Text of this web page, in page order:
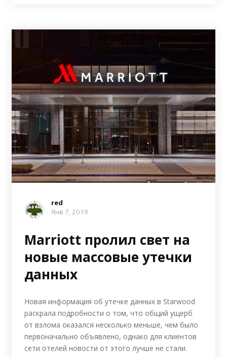
red
Янв 7, 2019
Marriott пролил свет на
новые массовые утечки
данных
Новая информация об утечке данных в Starwood
раскрала подробности о том, что общий ущерб
от взлома оказался несколько меньше, чем было
первоначально объявлено, однако для клиентов
сети отелей новости от этого лучше не стали.